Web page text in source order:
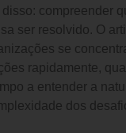
compreender
ser resolvido. O
se
rapidamente,
a entender a
dos